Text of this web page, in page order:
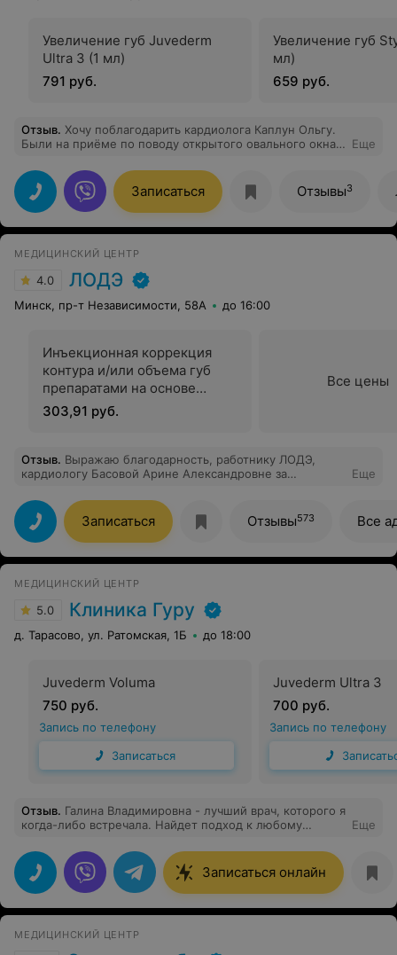
Увеличение губ Juvederm
Ultra 3 (1 мл)
791 руб.
Увеличение губ
мл)
659 руб.
Отзыв. Хочу поблагодарить кардиолога Каплун Ольгу.
Были на приёме по поводу открытого овального окна.
подход к ребенку, осмотр прошел без стресса).
Консультацией довольна, план действий есть. Мои
нервы в порядке. Рекомендую!
Еще
Записаться Отзывы3
МЕДИЦИНСКИЙ ЦЕНТР
4.0 ЛОДЭ
Минск, пр-т Независимости, 58А до 16:00
Инъекционная коррекция
контура и/или объема губ
препаратами на основе
гиалуроновой кислоты
303,91 руб.
Все цены
Отзыв. Выражаю благодарность, работнику ЛОДЭ,
кардиологу Басовой Арине Александровне за
доволен посещением и рекомендую данного врача.
Грамотна, с современным подходом , провела анализ
общего состояния , поставила дополнительный ,
правильный !!! диагноз не по профилю кардиологии!
Дала рекомендации и сделала назначение. Очень
благодарность, и пожелание Арине Александровне
всего самого наилучшего, и дальнейших
профессиональных успехов!
Еще
Записаться Отзывы573 Все
МЕДИЦИНСКИЙ ЦЕНТР
5.0 Клиника Гуру
д. Тарасово, ул. Ратомская, 1Б до 18:00
Juvederm Voluma
750 руб.
Запись по телефону
Записаться
Juvederm Ultra 3
700 руб.
Запись по телефону
Отзыв. Галина Владимировна - лучший врач, которого я
когда-либо встречала. Найдет подход к любому
расположить человека так, чтобы ему было
комфортно, Галина Владимировна это умеет. Приятная
женщина. Отличный специалист в своей сфере)
Еще
Записаться онлайн
МЕДИЦИНСКИЙ ЦЕНТР